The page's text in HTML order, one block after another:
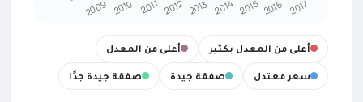
أعلى من المعدل بكثير
أعلى من المعدل
سعر معتدل
صفقة جيدة صفقة جيدة جدًا